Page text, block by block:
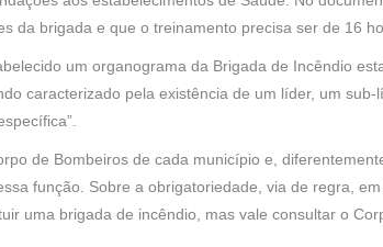
da brigada e que o treinamento precisa ser de 16
um organograma da Brigada de Incêndio
caracterizado pela existência de um líder, um sub-
de Bombeiros de cada município e,
função. Sobre a obrigatoriedade, via de regra,
uma brigada de incêndio, mas vale consultar o